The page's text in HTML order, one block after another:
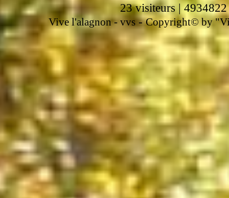
23 visiteurs | 4934822
Vive l'alagnon - vvs-Copyright© by